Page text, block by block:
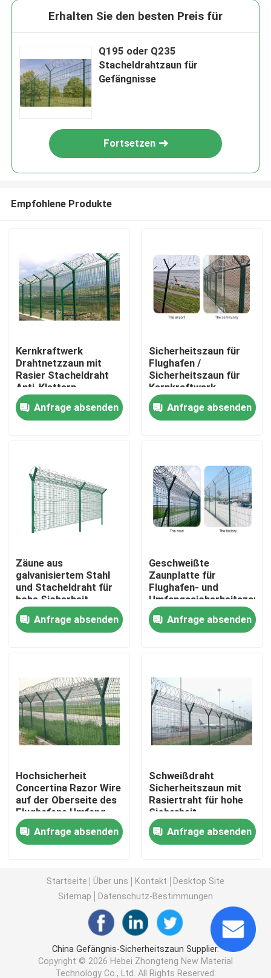
Haus
Produkte
VR-Show
Über uns
Qualitätskontrolle
Kontaktiere uns
Fechten der geschweißten Masche
3D schweißte Draht-Zaun
Doppeldrahtgeschweißter Zaun
Vorübergehender Sicherheitszaun
Röhrenstahlzaun
Flughafensicherheits-Fechten
Metallkettengliedzaun
Erhalten Sie den besten Preis für
Q195 oder Q235
Stacheldrahtzaun für
Gefängnisse
Fortsetzen
Empfohlene Produkte
Kernkraftwerk
Drahtnetzzaun mit
Rasier Stacheldraht
Anti-Klettern
Sicherheitsdrahtnetzzaun
Anfrage absenden
Sicherheitszaun für
Flughafen /
Sicherheitszaun für
Kernkraftwerk
Anfrage absenden
Zäune aus
galvanisiertem Stahl
und Stacheldraht für
hohe Sicherheit
Anfrage absenden
Geschweißte
Zaunplatte für
Flughafen- und
Umfangssicherheitszaun
für Umfangszaun
Anfrage absenden
Hochsicherheit
Concertina Razor Wire
auf der Oberseite des
Flughafens Umfang
Sicherheitszaun
Anfrage absenden
Schweißdraht
Sicherheitszaun mit
Rasiertraht für hohe
Sicherheit
Anfrage absenden
Startseite Über uns Kontakt
Desktop Site
Sitemap
Datenschutz-Bestimmungen
China Gefängnis-Sicherheitszaun Supplier.
Copyright © 2026 Hebei Zhongteng New Material
Technology Co., Ltd. All Rights Reserved.